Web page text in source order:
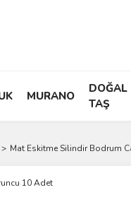
MURANO
DOĞAL
TAŞ
Mat Eskitme Silindir Bodrum